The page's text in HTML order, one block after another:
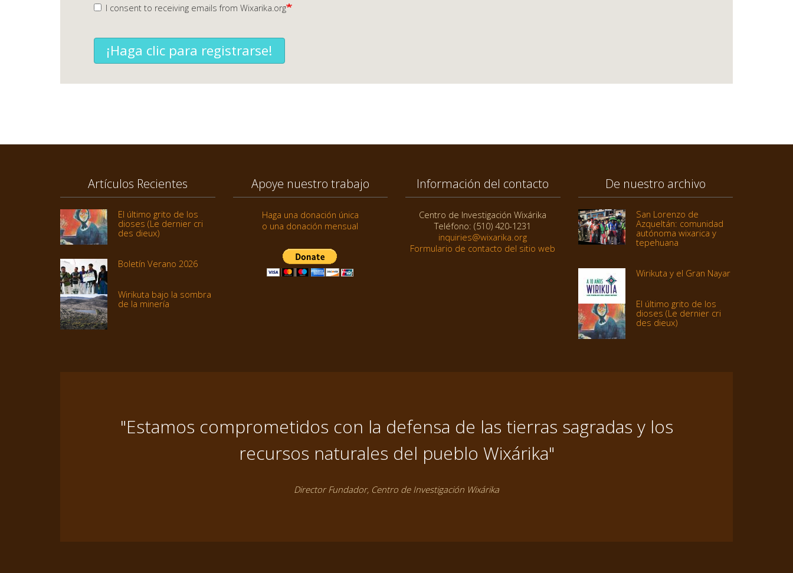
I consent to receiving emails from Wixarika.org
¡Haga clic para registrarse!
Artículos Recientes
El último grito de los
dioses (Le dernier cri
des dieux)
Boletín Verano 2026
Wirikuta bajo la sombra
de la minería
Apoye nuestro trabajo
Haga una donación única
o una donación mensual
Información del contacto
Centro de Investigación Wixárika
Teléfono: (510) 420-1231
inquiries@wixarika.org
Formulario de contacto del sitio web
De nuestro archivo
San Lorenzo de
Azqueltán: comunidad
autónoma wixarica y
tepehuana
Wirikuta y el Gran Nayar
El último grito de los
dioses (Le dernier cri
des dieux)
"Estamos comprometidos con la defensa de las tierras sagradas y los
recursos naturales del pueblo Wixárika"
Director Fundador, Centro de Investigación Wixárika